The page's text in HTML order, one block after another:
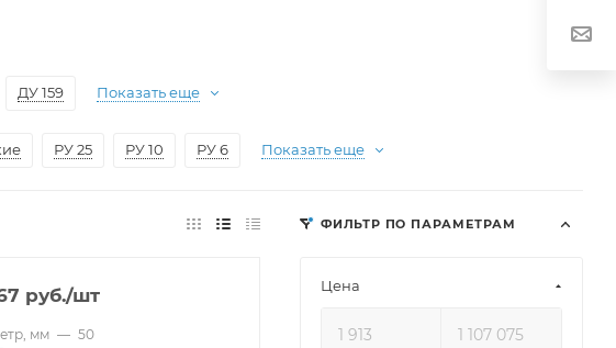
ДУ 159 Показать еще
РУ 25 РУ 10 РУ 6 Показать еще
руб./шт
мм — 50
ФИЛЬТР ПО ПАРАМЕТРАМ
Цена